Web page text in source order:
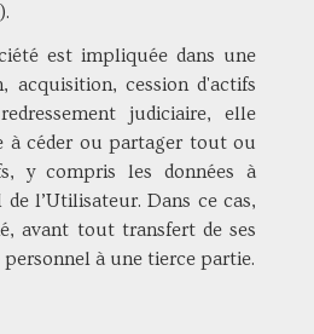
est impliquée dans une
acquisition, cession d'actifs
judiciaire, elle
à céder ou partager tout ou
y compris les données à
l’Utilisateur. Dans ce cas,
avant tout transfert de ses
personnel à une tierce partie.